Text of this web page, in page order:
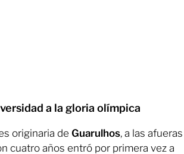
a la gloria olímpica
originaria de Guarulhos, a las afueras
cuatro años entró por primera vez a